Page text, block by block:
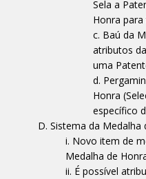
Sela a
Honra
Baú da
atributos
uma
Honra
específico
Sistema da Medalha
Novo item de
Medalha de
É possível